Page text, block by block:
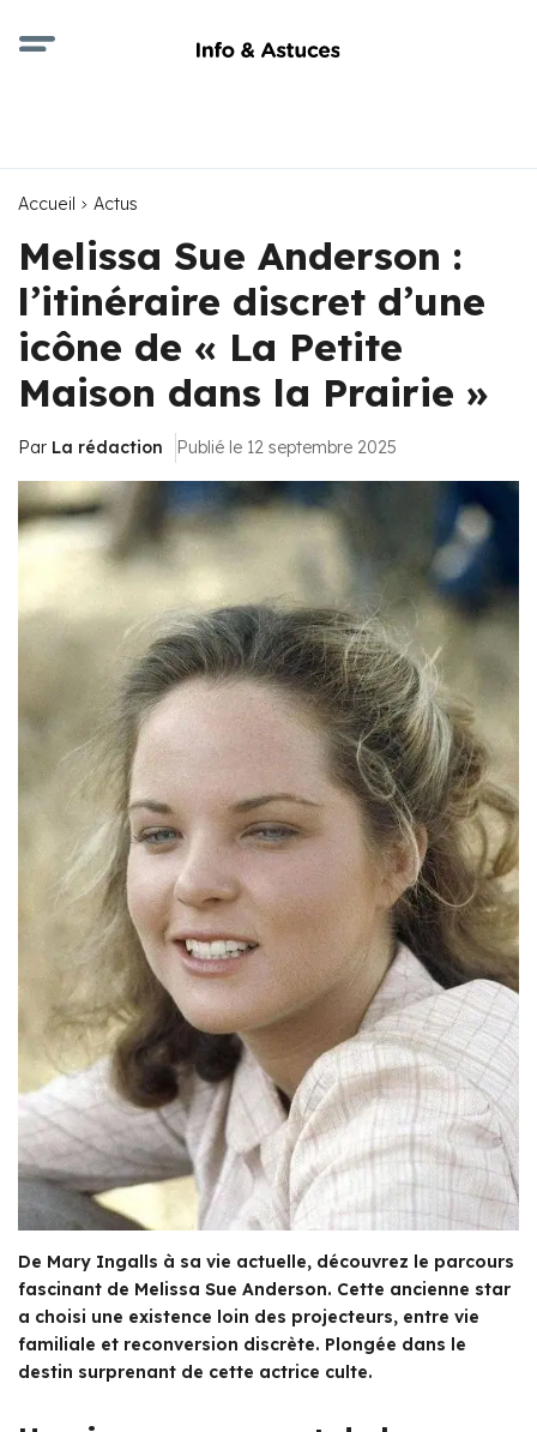
Accueil Actus
Melissa Sue Anderson :
l’itinéraire discret d’une
icône de « La Petite
Maison dans la Prairie »
Par La rédaction Publié le 12 septembre 2025
De Mary Ingalls à sa vie actuelle, découvrez le parcours
fascinant de Melissa Sue Anderson. Cette ancienne star
a choisi une existence loin des projecteurs, entre vie
familiale et reconversion discrète. Plongée dans le
destin surprenant de cette actrice culte.